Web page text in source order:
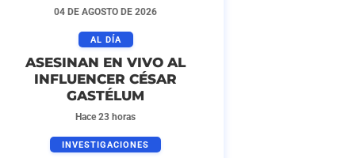
04 DE AGOSTO DE 2026
AL DÍA
ASESINAN EN VIVO AL
INFLUENCER CÉSAR
GASTÉLUM
Hace 23 horas
INVESTIGACIONES